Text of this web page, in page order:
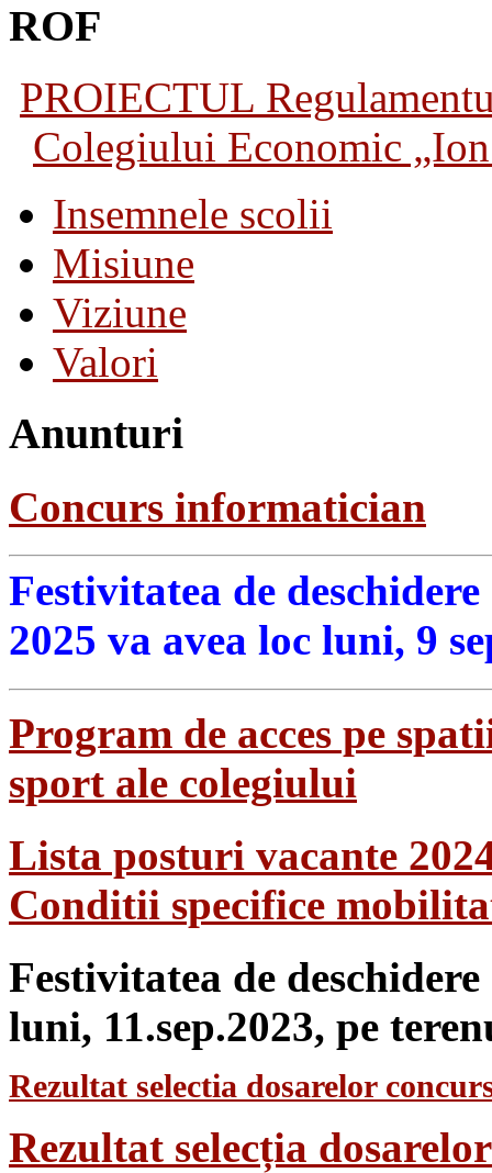
ROF
PROIECTUL
Colegiului Economic
Insemnele scolii
Misiune
Viziune
Valori
Anunturi
Concurs informatician
Festivitatea de
2025 va avea loc luni, 9
Program de acces pe
sport ale colegiului
Lista posturi vacante
Conditii specifice
Festivitatea de
luni, 11.sep.2023, pe
Rezultat selectia dosarelor
Rezultat selecția